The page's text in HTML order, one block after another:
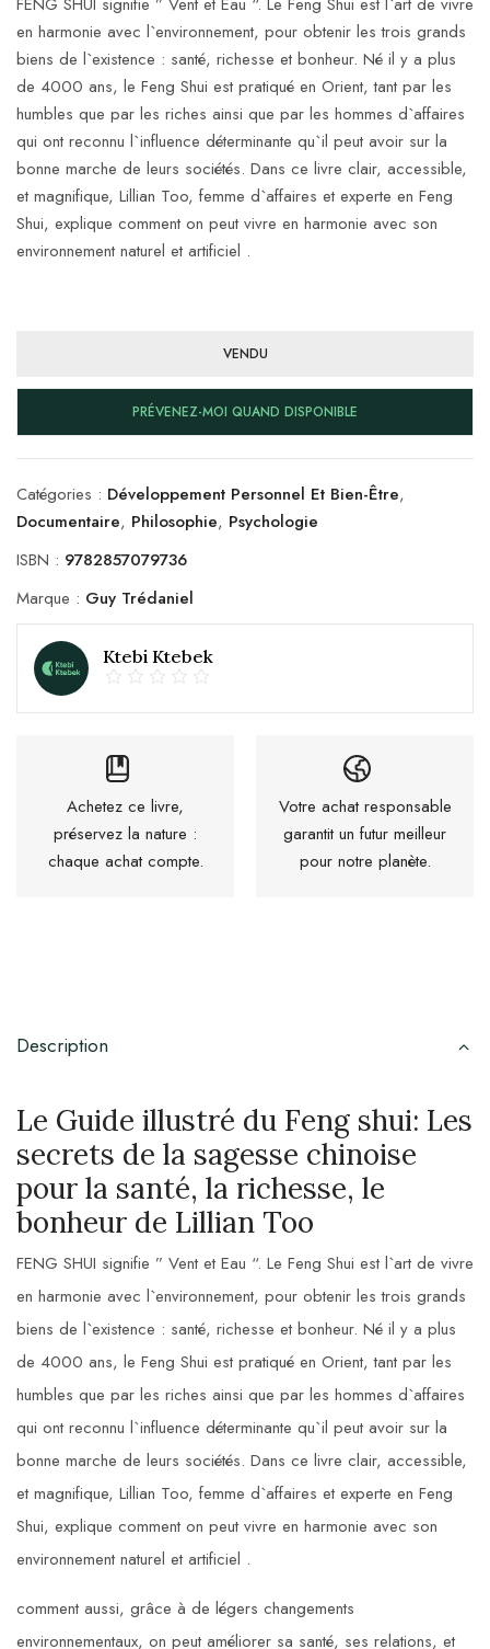
en harmonie avec l`environnement, pour obtenir les trois grands
biens de l`existence : santé, richesse et bonheur. Né il y a plus
de 4000 ans, le Feng Shui est pratiqué en Orient, tant par les
humbles que par les riches ainsi que par les hommes d`affaires
qui ont reconnu l`influence déterminante qu`il peut avoir sur la
bonne marche de leurs sociétés. Dans ce livre clair, accessible,
et magnifique, Lillian Too, femme d`affaires et experte en Feng
Shui, explique comment on peut vivre en harmonie avec son
environnement naturel et artificiel .
VENDU
PRÉVENEZ-MOI QUAND DISPONIBLE
Catégories : Développement Personnel Et Bien-Être,
Documentaire, Philosophie, Psychologie
ISBN : 9782857079736
Marque : Guy Trédaniel
Ktebi Ktebek
Achetez ce livre,
préservez la nature :
chaque achat compte.
Votre achat responsable
garantit un futur meilleur
pour notre planète.
Description
Le Guide illustré du Feng shui: Les
secrets de la sagesse chinoise
pour la santé, la richesse, le
bonheur de Lillian Too
FENG SHUI signifie ” Vent et Eau “. Le Feng Shui est l`art de vivre
en harmonie avec l`environnement, pour obtenir les trois grands
biens de l`existence : santé, richesse et bonheur. Né il y a plus
de 4000 ans, le Feng Shui est pratiqué en Orient, tant par les
humbles que par les riches ainsi que par les hommes d`affaires
qui ont reconnu l`influence déterminante qu`il peut avoir sur la
bonne marche de leurs sociétés. Dans ce livre clair, accessible,
et magnifique, Lillian Too, femme d`affaires et experte en Feng
Shui, explique comment on peut vivre en harmonie avec son
environnement naturel et artificiel .
comment aussi, grâce à de légers changements
environnementaux, on peut améliorer sa santé, ses relations, et